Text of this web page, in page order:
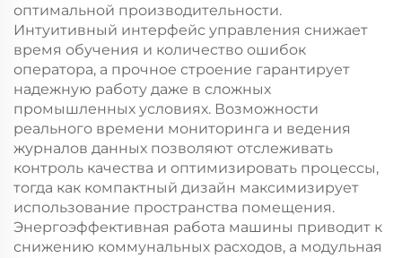
оптимальной производительности.
Интуитивный интерфейс управления снижает
время обучения и количество ошибок
оператора, а прочное строение гарантирует
надежную работу даже в сложных
промышленных условиях. Возможности
реального времени мониторинга и ведения
журналов данных позволяют отслеживать
контроль качества и оптимизировать процессы,
тогда как компактный дизайн максимизирует
использование пространства помещения.
Энергоэффективная работа машины приводит к
снижению коммунальных расходов, а модульная